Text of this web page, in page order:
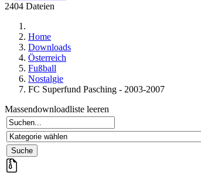
2404 Dateien
Home
Downloads
Österreich
Fußball
Nostalgie
FC Superfund Pasching - 2003-2007
Massendownloadliste leeren